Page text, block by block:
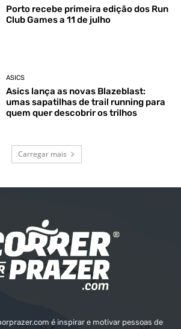
Porto recebe primeira edição dos Run
Club Games a 11 de julho
ASICS
Asics lança as novas Blazeblast:
umas sapatilhas de trail running para
quem quer descobrir os trilhos
Carregar mais
é inspirar e motivar pessoas de